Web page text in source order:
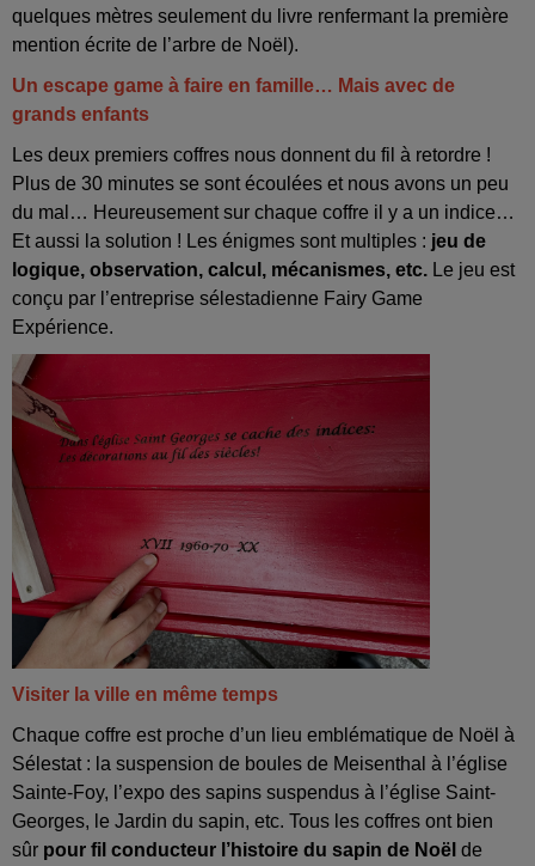
quelques mètres seulement du livre renfermant la première
mention écrite de l’arbre de Noël).
Un escape game à faire en famille… Mais avec de
grands enfants
Les deux premiers coffres nous donnent du fil à retordre !
Plus de 30 minutes se sont écoulées et nous avons un peu
du mal… Heureusement sur chaque coffre il y a un indice…
Et aussi la solution ! Les énigmes sont multiples : jeu de
logique, observation, calcul, mécanismes, etc. Le jeu est
conçu par l’entreprise sélestadienne Fairy Game
Expérience.
Visiter la ville en même temps
Chaque coffre est proche d’un lieu emblématique de Noël à
Sélestat : la suspension de boules de Meisenthal à l’église
Sainte-Foy, l’expo des sapins suspendus à l’église Saint-
Georges, le Jardin du sapin, etc. Tous les coffres ont bien
sûr pour fil conducteur l’histoire du sapin de Noël de